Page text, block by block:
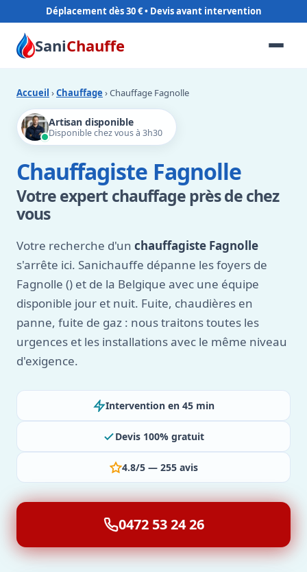
Déplacement dès 30 €
SaniChauffe
Accueil ›Chauffage › Chauffage Fagnolle
Artisan disponible
Disponible chez vous à 3h30
Chauffagiste Fagnolle
Votre expert chauffage près de chez
vous
Votre recherche d'un chauffagiste Fagnolle
s'arrête ici. Sanichauffe dépanne les foyers de
Fagnolle () et de la Belgique avec une équipe
disponible jour et nuit. Fuite, chaudières en
panne, fuite de gaz : nous traitons toutes les
urgences et les installations avec le même niveau
d'exigence.
Intervention en 45 min
Devis 100% gratuit
4.8/5 — 255 avis
0472 53 24 26